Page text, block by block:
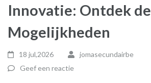
Innovatie: Ontdek de
Mogelijkheden
18 jul,2026
jomasecundairbe
Geef een reactie